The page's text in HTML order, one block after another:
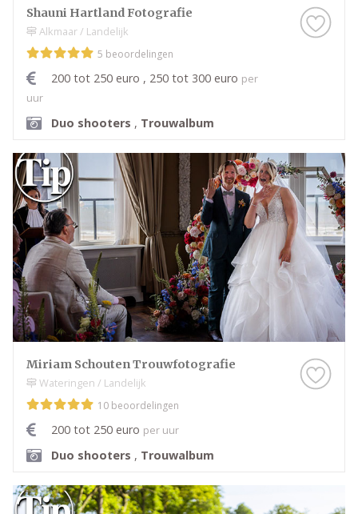
Shauni Hartland Fotografie
Alkmaar / Landelijk
5 beoordelingen
200 tot 250 euro , 250 tot 300 euro per
uur
Duo shooters , Trouwalbum
Miriam Schouten Trouwfotografie
Wateringen / Landelijk
10 beoordelingen
200 tot 250 euro per uur
Duo shooters , Trouwalbum